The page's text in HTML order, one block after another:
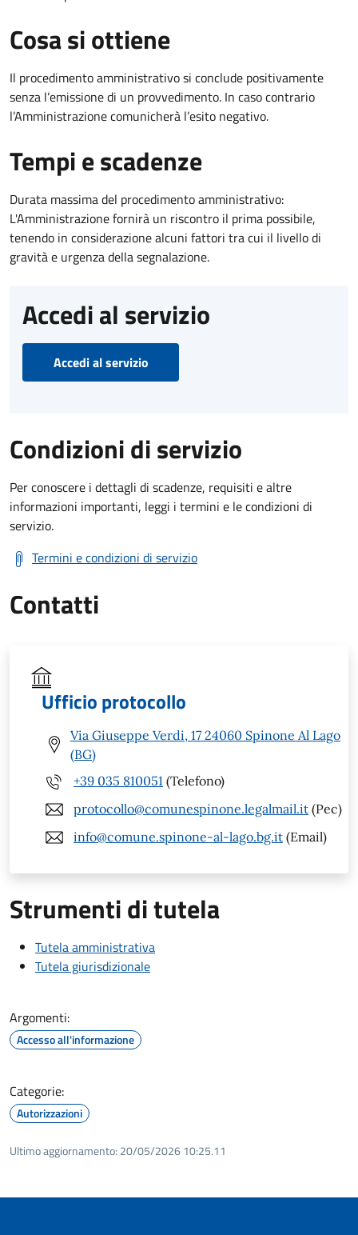
Cosa si ottiene
Il procedimento amministrativo si conclude positivamente
senza l’emissione di un provvedimento. In caso contrario
l’Amministrazione comunicherà l’esito negativo.
Tempi e scadenze
Durata massima del procedimento amministrativo:
L'Amministrazione fornirà un riscontro il prima possibile,
tenendo in considerazione alcuni fattori tra cui il livello di
gravità e urgenza della segnalazione.
Accedi al servizio
Accedi al servizio
Condizioni di servizio
Per conoscere i dettagli di scadenze, requisiti e altre
informazioni importanti, leggi i termini e le condizioni di
servizio.
Termini e condizioni di servizio
Contatti
Ufficio protocollo
Via Giuseppe Verdi, 17 24060 Spinone Al Lago
(BG)
+39 035 810051 (Telefono)
protocollo@comunespinone.legalmail.it (Pec)
info@comune.spinone-al-lago.bg.it (Email)
Strumenti di tutela
Tutela amministrativa
Tutela giurisdizionale
Argomenti:
Accesso all'informazione
Categorie:
Autorizzazioni
Ultimo aggiornamento: 20/05/2026 10:25.11